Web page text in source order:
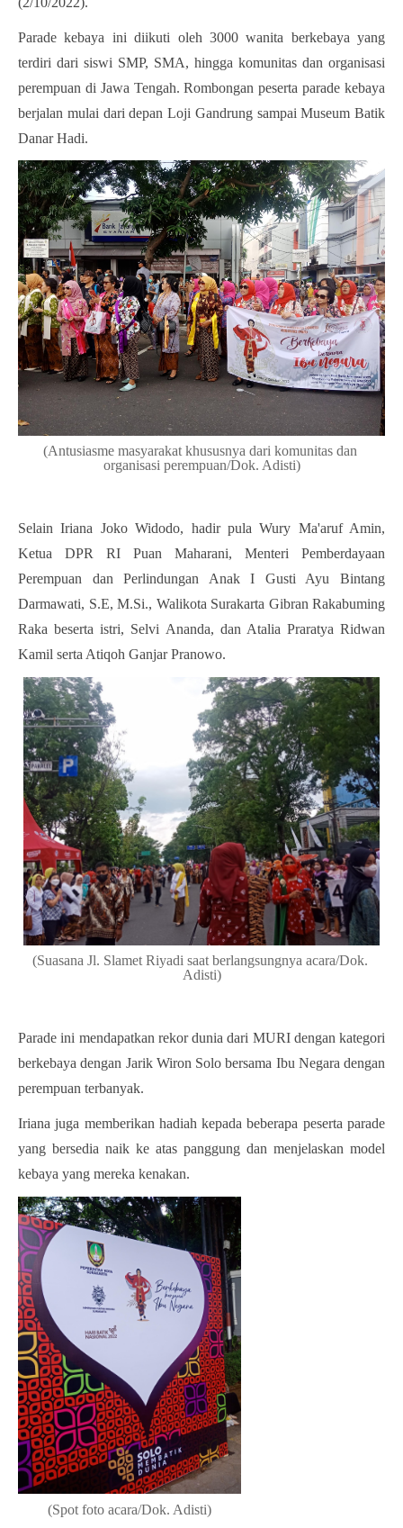
Parade kebaya ini diikuti oleh 3000 wanita berkebaya yang
terdiri dari siswi SMP, SMA, hingga komunitas dan organisasi
perempuan di Jawa Tengah. Rombongan peserta parade kebaya
berjalan mulai dari depan Loji Gandrung sampai Museum Batik
Danar Hadi.
(Antusiasme masyarakat khususnya dari komunitas dan
organisasi perempuan/Dok. Adisti)
Selain Iriana Joko Widodo, hadir pula Wury Ma'aruf Amin,
Ketua DPR RI Puan Maharani, Menteri Pemberdayaan
Perempuan dan Perlindungan Anak I Gusti Ayu Bintang
Darmawati, S.E, M.Si., Walikota Surakarta Gibran Rakabuming
Raka beserta istri, Selvi Ananda, dan Atalia Praratya Ridwan
Kamil serta Atiqoh Ganjar Pranowo.
(Suasana Jl. Slamet Riyadi saat berlangsungnya acara/Dok.
Adisti)
Parade ini mendapatkan rekor dunia dari MURI dengan kategori
berkebaya dengan Jarik Wiron Solo bersama Ibu Negara dengan
perempuan terbanyak.
Iriana juga memberikan hadiah kepada beberapa peserta parade
yang bersedia naik ke atas panggung dan menjelaskan model
kebaya yang mereka kenakan.
(Spot foto acara/Dok. Adisti)